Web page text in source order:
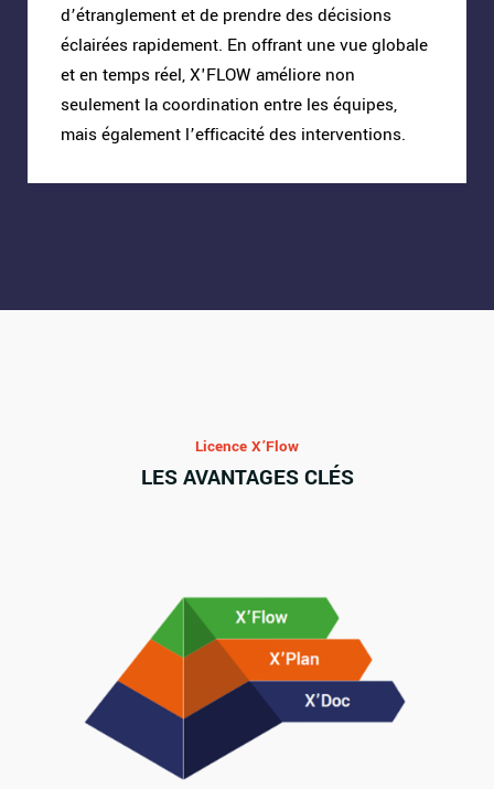
d’étranglement et de prendre des décisions
éclairées rapidement. En offrant une vue globale
et en temps réel, X'FLOW améliore non
seulement la coordination entre les équipes,
mais également l’efficacité des interventions.
Licence X’Flow
LES AVANTAGES CLÉS